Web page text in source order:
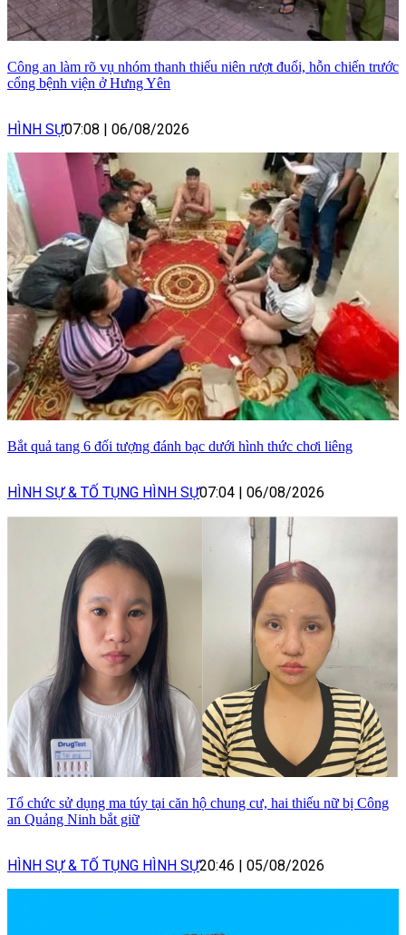
Công an làm rõ vụ nhóm thanh thiếu niên rượt đuổi, hỗn chiến trước
cổng bệnh viện ở Hưng Yên
HÌNH SỰ07:08 06/08/2026
Bắt quả tang 6 đối tượng đánh bạc dưới hình thức chơi liêng
HÌNH SỰ & TỐ TỤNG HÌNH SỰ07:04 | 06/08/2026
Tổ chức sử dụng ma túy tại căn hộ chung cư, hai thiếu nữ bị Công
an Quảng Ninh bắt giữ
HÌNH SỰ & TỐ TỤNG HÌNH SỰ20:46 | 05/08/2026